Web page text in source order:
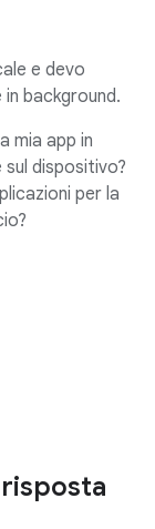
e devo
background.
mia app in
dispositivo?
per la